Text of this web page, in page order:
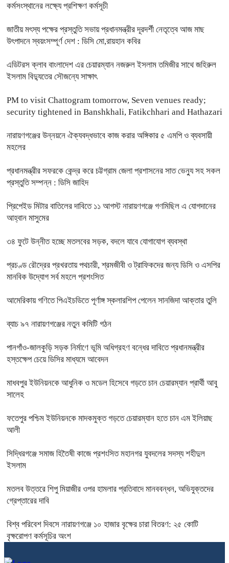
কর্মসংস্থানের লক্ষ্যে প্রশিক্ষণ কর্মসূচী
জাতীয় মৎস্য পক্ষের প্রস্তুতি সভায় প্রধানমন্ত্রীর দূরদর্শী নেতৃত্বে আজ মাছ
উৎপাদনে স্বয়ংসম্পূর্ণ দেশ : ডিসি মো,রায়হান কবির
এডিটরস ক্লাব বাংলাদেশ এর চেয়ারম্যান নজরুল ইসলাম তমিজীর সাথে জহিরুল
ইসলাম বিদ্যুতের সৌজন্যে সাক্ষাৎ
PM to visit Chattogram tomorrow, Seven venues ready;
security tightened in Banshkhali, Fatikchhari and Hathazari
নারায়ণগঞ্জের উন্নয়নে ঐক্যবদ্ধভাবে কাজ করার অঙ্গিকার ৫ এমপি ও ব্যবসায়ী
মহলের
প্রধানমন্ত্রীর সফরকে কেন্দ্র করে চট্টগ্রাম জেলা প্রশাসনের সাত ভেন্যু সহ সকল
প্রস্তুতি সম্পন্ন : ডিসি জাহিদ
প্রিপেইড মিটার বাতিলের দাবিতে ১১ আগস্ট নারায়ণগঞ্জে গণমিছিল এ যোগদানের
আহ্বান মাসুমের
৩৪ ফুটে উন্নীত হচ্ছে মতলবের সড়ক, বদলে যাবে যোগাযোগ ব্যবস্থা
প্রচণ্ড রৌদ্রের প্রখরতায় পথচারী, শ্রমজীবী ও ট্রাফিকদের জন্য ডিসি ও এসপির
মানবিক উদ্যোগ সর্ব মহলে প্রশংসিত
আমেরিকায় গণিতে পিএইচডিতে পূর্ণাঙ্গ স্কলারশিপ পেলেন সানজিদা আক্তার তুলি
ব্যাচ ৯৭ নারায়ণগঞ্জের নতুন কমিটি গঠন
পানগাঁও-জালকুড়ি সড়ক নির্মাণে ভূমি অধিগ্রহণ বন্ধের দাবিতে প্রধানমন্ত্রীর
হস্তক্ষেপ চেয়ে ডিসির মাধ্যমে আবেদন
মাধবপুর ইউনিয়নকে আধুনিক ও মডেল হিসেবে গড়তে চান চেয়ারম্যান প্রার্থী আবু
সালেহ
ফতেপুর পশ্চিম ইউনিয়নকে মাদকমুক্ত গড়তে চেয়ারম্যান হতে চান এম ইলিয়াছ
আলী
সিদ্ধিরগঞ্জে‌ সমাজ হিতৈষী কাজে প্রশংসিত মহানগর যুবদলের সদস্য শহীদুল
ইসলাম
মতলব উত্তরে শিপু মিয়াজীর ওপর হামলার প্রতিবাদে মানববন্ধন, অভিযুক্তদের
গ্রেপ্তারের দাবি
বিশ্ব পরিবেশ দিবসে নারায়ণগঞ্জে ১০ হাজার বৃক্ষের চারা বিতরণ: ২৫ কোটি
বৃক্ষরোপণ কর্মসূচির অংশ